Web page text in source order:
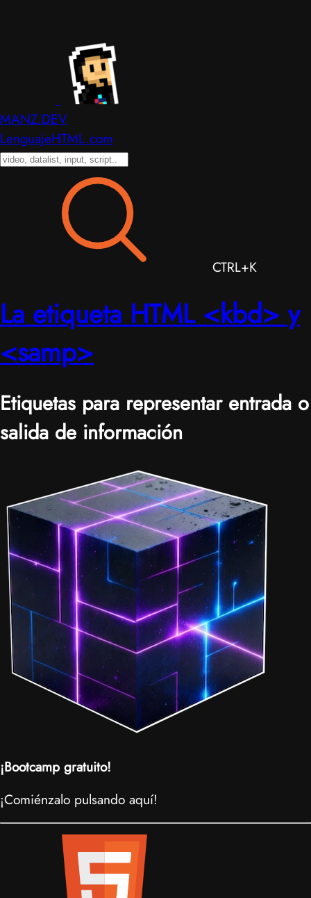
MANZ.DEV
LenguajeHTML.com
CTRL+K
La etiqueta HTML <kbd> y
<samp>
Etiquetas para representar entrada o
salida de información
¡Bootcamp gratuito!
¡Comiénzalo pulsando aquí!